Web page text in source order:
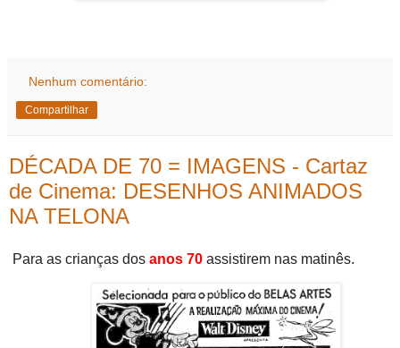
Nenhum comentário:
Compartilhar
DÉCADA DE 70 = IMAGENS - Cartaz
de Cinema: DESENHOS ANIMADOS
NA TELONA
Para as crianças dos anos 70 assistirem nas matinês.